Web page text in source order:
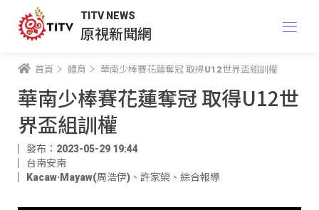
TITV NEWS
原視新聞網
首頁 體育 華南少棒賽花蓮奪冠 取得U12世界盃組訓權
華南少棒賽花蓮奪冠 取得U12世
界盃組訓權
發布：2023-05-29 19:44
台南安南
Kacaw·Mayaw(周浩伊) 、 許家榮 、 綜合報導